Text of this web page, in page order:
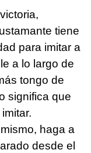
tiene
para imitar a
a lo largo de
tongo de
significa que
haga a
desde el